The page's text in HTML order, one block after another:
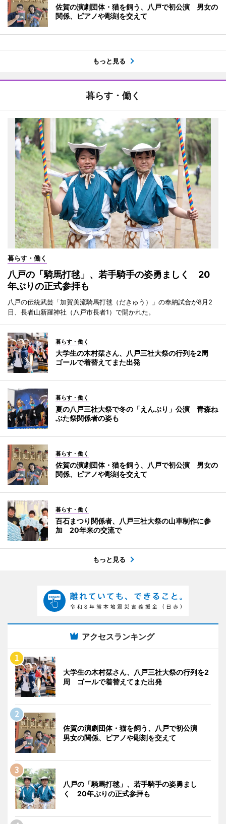
佐賀の演劇団体・猫を飼う、八戸で初公演 男女の
関係、ピアノや彫刻を交えて
もっと見る
暮らす・働く
暮らす・働く
八戸の「騎馬打毬」、若手騎手の姿勇ましく 20
年ぶりの正式参拝も
八戸の伝統武芸「加賀美流騎馬打毬（だきゅう）」の奉納試合が8月2
日、長者山新羅神社（八戸市長者1）で開かれた。
暮らす・働く
大学生の木村栞さん、八戸三社大祭の行列を2周
ゴールで着替えてまた出発
暮らす・働く
夏の八戸三社大祭で冬の「えんぶり」公演 青森ね
ぶた祭関係者の姿も
暮らす・働く
佐賀の演劇団体・猫を飼う、八戸で初公演 男女の
関係、ピアノや彫刻を交えて
暮らす・働く
百石まつり関係者、八戸三社大祭の山車制作に参
加 20年来の交流で
もっと見る
アクセスランキング
大学生の木村栞さん、八戸三社大祭の行列を2
周 ゴールで着替えてまた出発
佐賀の演劇団体・猫を飼う、八戸で初公演
男女の関係、ピアノや彫刻を交えて
八戸の「騎馬打毬」、若手騎手の姿勇まし
く 20年ぶりの正式参拝も